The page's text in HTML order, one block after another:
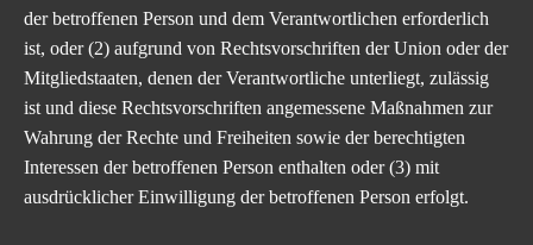
der betroffenen Person und dem Verantwortlichen erforderlich
ist, oder (2) aufgrund von Rechtsvorschriften der Union oder der
Mitgliedstaaten, denen der Verantwortliche unterliegt, zulässig
ist und diese Rechtsvorschriften angemessene Maßnahmen zur
Wahrung der Rechte und Freiheiten sowie der berechtigten
Interessen der betroffenen Person enthalten oder (3) mit
ausdrücklicher Einwilligung der betroffenen Person erfolgt.